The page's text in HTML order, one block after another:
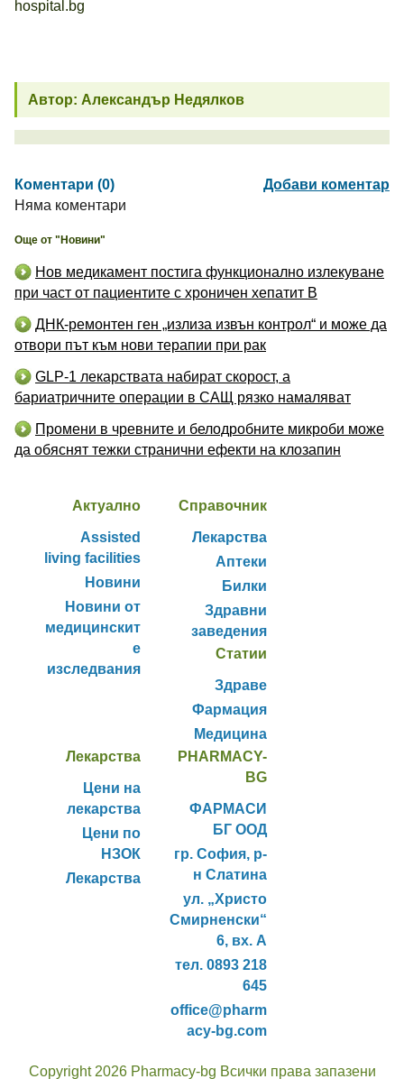
hospital.bg
Автор: Александър Недялков
Коментари (0)
Добави коментар
Няма коментари
Още от "Новини"
Нов медикамент постига функционално излекуване
при част от пациентите с хроничен хепатит B
ДНК-ремонтен ген „излиза извън контрол“ и може да
отвори път към нови терапии при рак
GLP-1 лекарствата набират скорост, а
бариатричните операции в САЩ рязко намаляват
Промени в чревните и белодробните микроби може
да обяснят тежки странични ефекти на клозапин
Актуално
Assisted
living facilities
Новини
Новини от
медицинскит
е
изследвания
Справочник
Лекарства
Аптеки
Билки
Здравни
заведения
Статии
Здраве
Фармация
Медицина
Лекарства
Цени на
лекарства
Цени по
НЗОК
Лекарства
PHARMACY-
BG
ФАРМАСИ
БГ ООД
гр. София, р-
н Слатина
ул. „Христо
Смирненски“
6, вх. А
тел. 0893 218
645
office@pharm
acy-bg.com
Copyright 2026 Pharmacy-bg Всички права запазени